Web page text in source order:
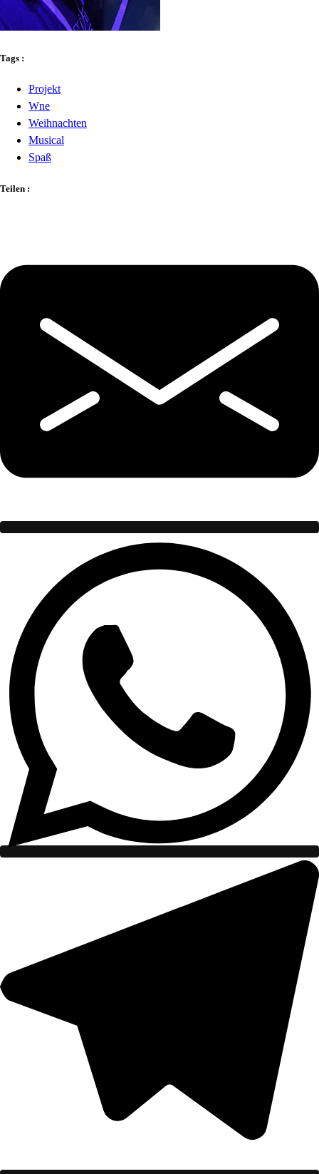
Tags :
Projekt
Wne
Weihnachten
Musical
Spaß
Teilen :